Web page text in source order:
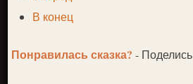
В конец
Понравилась сказка?-